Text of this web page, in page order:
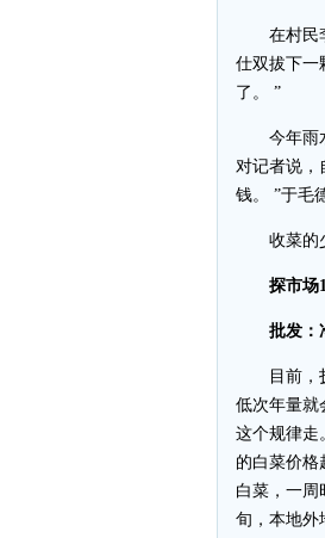
在村民李
仕双拔下一
了。 ”
今年雨水
对记者说，
钱。 ”于毛
收菜的少
探市场1
批发：净
目前，抚
低次年量就
这个规律走
的白菜价格
白菜，一周
旬，本地外